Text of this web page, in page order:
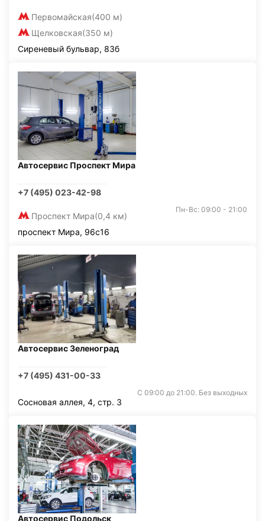
Первомайская(400 м)
Щелковская(350 м)
Сиреневый бульвар, 83б
Автосервис Проспект Мира
+7 (495) 023-42-98
Проспект Мира(0,4 км)
Пн-Вс: 09:00 - 21:00
проспект Мира, 96с16
Автосервис Зеленоград
+7 (495) 431-00-33
С 09:00 до 21:00. Без выходных
Сосновая аллея, 4, стр. 3
Автосервис Подольск